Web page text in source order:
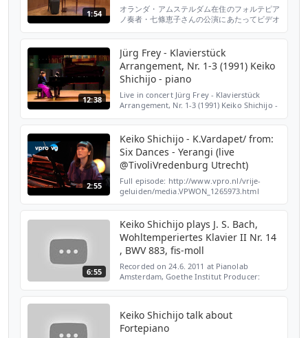
1:54
オランダ・アムステルダム在住のフォルテピア
ノ奏者・七條恵子さんの公演にあたってビデオ
サイタル 8月5日（土）14時開演（13時30分開
場） 日本キリスト教団 福山東教会 (広島県福
山市東町1-2-8 JR・山陽新幹線 福山駅より徒
歩約10分) （プログラム） W.A....
12:38
Jürg Frey - Klavierstück
Arrangement, Nr. 1-3 (1991) Keiko
Shichijo - piano
Live in concert Jürg Frey - Klavierstück
Arrangement, Nr. 1-3 (1991) Keiko Shichijo -
2:55
Keiko Shichijo - K.Vardapet/ from:
Six Dances - Yerangi (live
@TivoliVredenburg Utrecht)
Full episode: http://www.vpro.nl/vrije-
geluiden/media.VPWON_1265973.html
Vardapet. Komitas Vardap...
6:55
Keiko Shichijo plays J. S. Bach,
Wohltemperiertes Klavier II Nr. 14
, BWV 883, fis-moll
Recorded on 24.6. 2011 at Pianolab
Amsterdam, Goethe Institut Producer:
Keiko Shichijo talk about
Fortepiano